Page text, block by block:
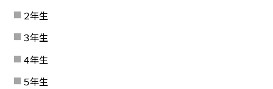
２年生
３年生
４年生
５年生